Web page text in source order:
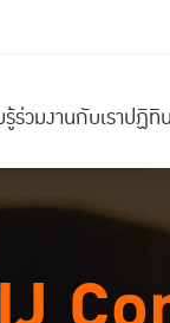
ร่วมงานกับเราปฏิทิ